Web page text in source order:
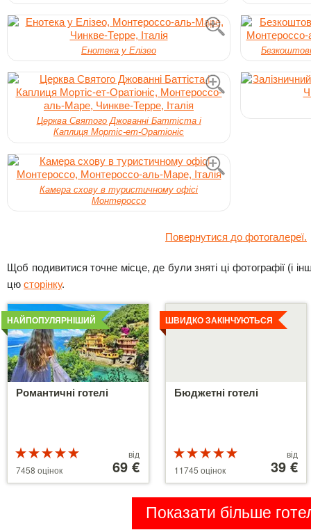
Енотека у Елізео
Церква Святого Джованні Баттіста і
Каплиця Мортіс-ет-Оратіоніс
Камера схову в туристичному офісі
Монтероссо
Повернутися до фотогалереї.
Щоб подивитися точне місце, де були зняті ці фотографії (і
цю сторінку.
Романтичні готелі
НАЙПОПУЛЯРНІШИЙ
7458 оцінок
від
69 €
Детальніше
Бюджетні готелі
ШВИДКО ЗАКІНЧУЮТЬСЯ
11745 оцінок 110 €
від
39 €
Детальніше
Показати більше